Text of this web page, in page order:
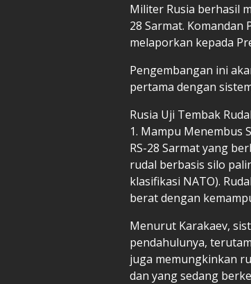
Militer Rusia berhasil
28 Sarmat. Komandan
melaporkan kepada
Pengembangan ini
pertama dengan
Rusia Uji Tembak
1. Mampu Menembus
RS-28 Sarmat yang
rudal berbasis silo
klasifikasi NATO).
berat dengan
Menurut Karakaev,
pendahulunya,
juga memungkinkan
dan yang sedang